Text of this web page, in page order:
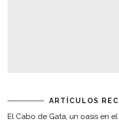
ARTÍCULOS
El Cabo de Gata, un oasis en